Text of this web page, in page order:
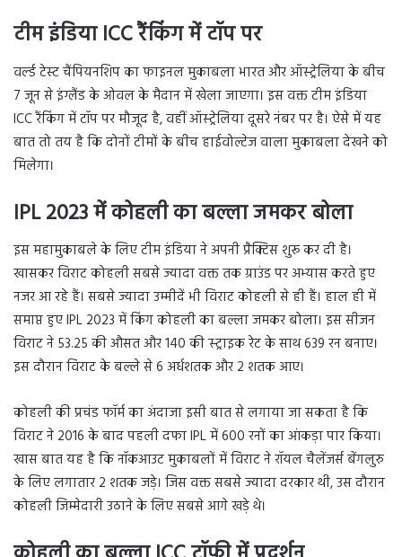
टीम इंडिया ICC रैंकिंग में टॉप पर
वर्ल्ड टेस्ट चैंपियनशिप का फाइनल मुकाबला भारत और ऑस्ट्रेलिया के बीच
7 जून से इंग्लैंड के ओवल के मैदान में खेला जाएगा। इस वक्त टीम इंडिया
ICC रैंकिंग में टॉप पर मौजूद है, वहीं ऑस्ट्रेलिया दूसरे नंबर पर है। ऐसे में यह
बात तो तय है कि दोनों टीमों के बीच हाईवोल्टेज वाला मुकाबला देखने को
मिलेगा।
IPL 2023 में कोहली का बल्ला जमकर बोला
इस महामुकाबले के लिए टीम इंडिया ने अपनी प्रैक्टिस शुरू कर दी है।
खासकर विराट कोहली सबसे ज्यादा वक्त तक ग्राउंड पर अभ्यास करते हुए
नजर आ रहे हैं। सबसे ज्यादा उम्मीदें भी विराट कोहली से ही हैं। हाल ही में
समाप्त हुए IPL 2023 में किंग कोहली का बल्ला जमकर बोला। इस सीजन
विराट ने 53.25 की औसत और 140 की स्ट्राइक रेट के साथ 639 रन बनाए।
इस दौरान विराट के बल्ले से 6 अर्धशतक और 2 शतक आए।
कोहली की प्रचंड फॉर्म का अंदाजा इसी बात से लगाया जा सकता है कि
विराट ने 2016 के बाद पहली दफा IPL में 600 रनों का आंकड़ा पार किया।
खास बात यह है कि नॉकआउट मुकाबलों में विराट ने रॉयल चैलेंजर्स बेंगलुरु
के लिए लगातार 2 शतक जड़े। जिस वक्त सबसे ज्यादा दरकार थी, उस दौरान
कोहली जिम्मेदारी उठाने के लिए सबसे आगे खड़े थे।